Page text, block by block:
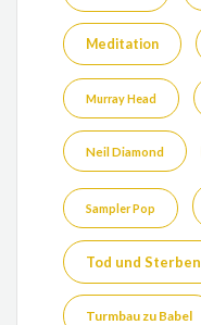
Meditation
Murray Head
Neil Diamond
Sampler Pop
Tod und Sterben
Turmbau zu Babel